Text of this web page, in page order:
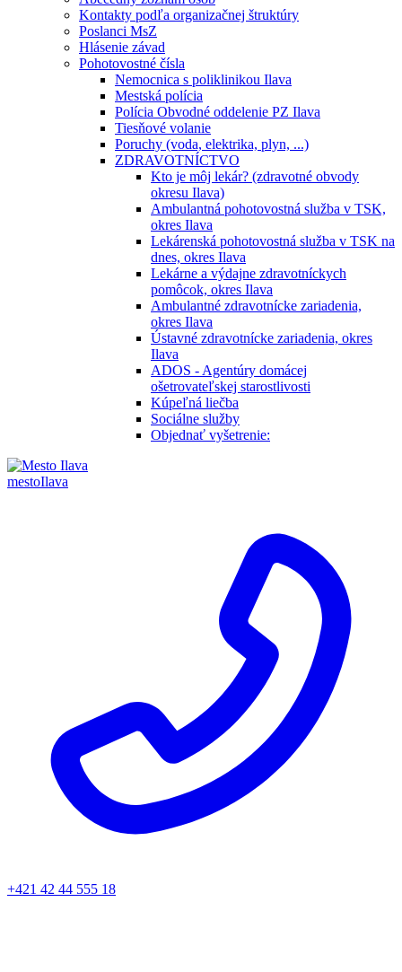
Kontakty podľa organizačnej štruktúry
Poslanci MsZ
Hlásenie závad
Pohotovostné čísla
Nemocnica s poliklinikou Ilava
Mestská polícia
Polícia Obvodné oddelenie PZ Ilava
Tiesňové volanie
Poruchy (voda, elektrika, plyn, ...)
ZDRAVOTNÍCTVO
Kto je môj lekár? (zdravotné obvody
okresu Ilava)
Ambulantná pohotovostná služba v TSK,
okres Ilava
Lekárenská pohotovostná služba v TSK na
dnes, okres Ilava
Lekárne a výdajne zdravotníckych
pomôcok, okres Ilava
Ambulantné zdravotnícke zariadenia,
okres Ilava
Ústavné zdravotnícke zariadenia, okres
Ilava
ADOS - Agentúry domácej
ošetrovateľskej starostlivosti
Kúpeľná liečba
Sociálne služby
Objednať vyšetrenie:
mestoIlava
+421 42 44 555 18